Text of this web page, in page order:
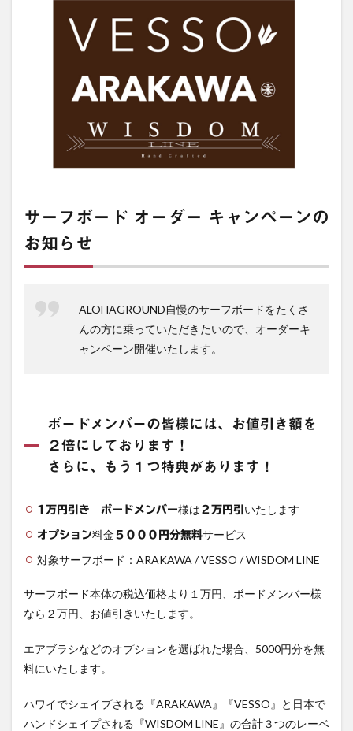
サーフボード オーダー キャンペーンの
お知らせ
ALOHAGROUND自慢のサーフボードをたくさ
んの方に乗っていただきたいので、オーダーキ
ャンペーン開催いたします。
ボードメンバーの皆様には、お値引き額を
２倍にしております！
さらに、もう１つ特典があります！
1万円引き ボードメンバー様は ２万円引 いたします
オプション料金 ５０００円分無料サービス
対象サーフボード：ARAKAWA / VESSO / WISDOM LINE
サーフボード本体の税込価格より１万円、ボードメンバー様
なら２万円、お値引きいたします。
エアブラシなどのオプションを選ばれた場合、5000円分を無
料にいたします。
ハワイでシェイプされる『ARAKAWA』『VESSO』と日本で
ハンドシェイプされる『WISDOM LINE』の合計３つのレーベ